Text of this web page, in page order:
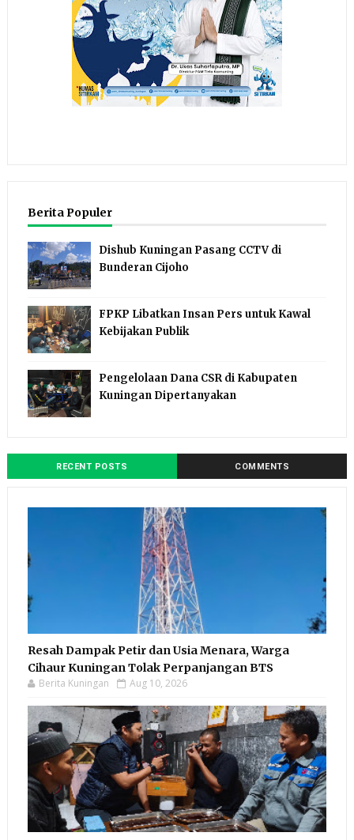
Berita Populer
Dishub Kuningan Pasang CCTV di
Bunderan Cijoho
FPKP Libatkan Insan Pers untuk Kawal
Kebijakan Publik
Pengelolaan Dana CSR di Kabupaten
Kuningan Dipertanyakan
RECENT POSTS COMMENTS
Resah Dampak Petir dan Usia Menara, Warga
Cihaur Kuningan Tolak Perpanjangan BTS
Berita Kuningan Aug 10, 2026